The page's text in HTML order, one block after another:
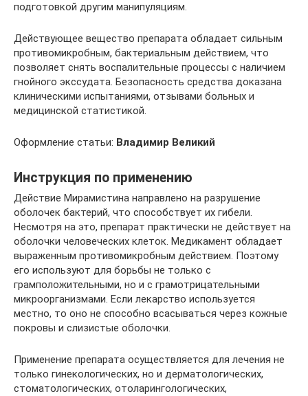
подготовкой другим манипуляциям.
Действующее вещество препарата обладает сильным
противомикробным, бактериальным действием, что
позволяет снять воспалительные процессы с наличием
гнойного экссудата. Безопасность средства доказана
клиническими испытаниями, отзывами больных и
медицинской статистикой.
Оформление статьи: Владимир Великий
Инструкция по применению
Действие Мирамистина направлено на разрушение
оболочек бактерий, что способствует их гибели.
Несмотря на это, препарат практически не действует на
оболочки человеческих клеток. Медикамент обладает
выраженным противомикробным действием. Поэтому
его используют для борьбы не только с
грамположительными, но и с грамотрицательными
микроорганизмами. Если лекарство используется
местно, то оно не способно всасываться через кожные
покровы и слизистые оболочки.
Применение препарата осуществляется для лечения не
только гинекологических, но и дерматологических,
стоматологических, отоларингологических,